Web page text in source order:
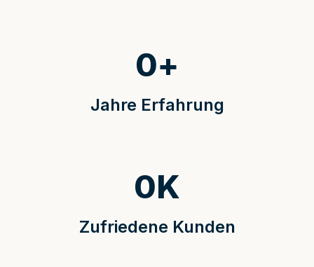
Jahre Erfahrung
0+
Zufriedene Kunden
0K